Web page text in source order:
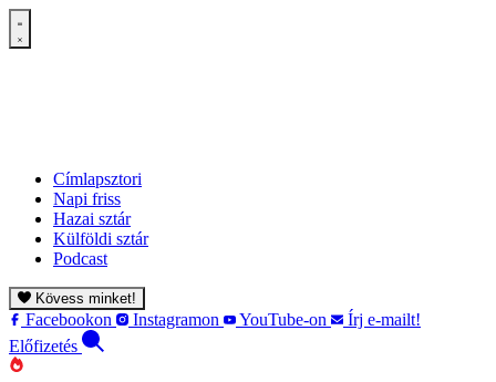
Címlapsztori
Napi friss
Hazai sztár
Külföldi sztár
Podcast
Kövess minket!
Facebookon Instagramon YouTube-on
Írj e-mailt!
Előfizetés